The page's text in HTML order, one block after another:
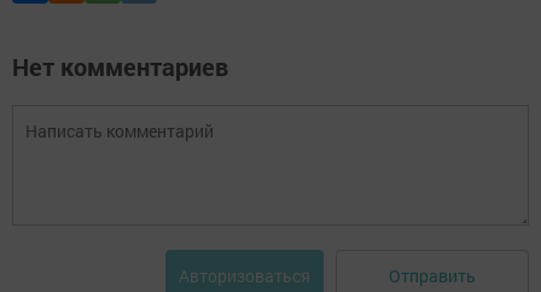
Нет комментариев
Авторизоваться Отправить